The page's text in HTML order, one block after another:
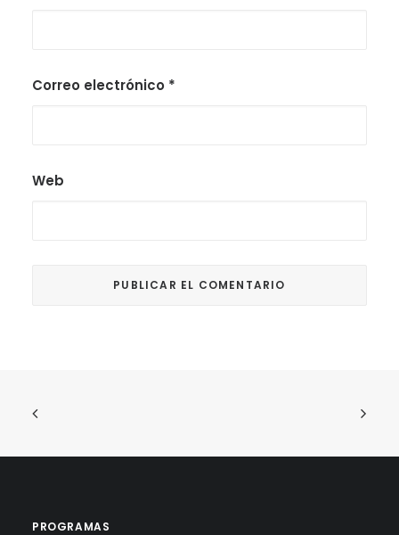
Correo electrónico *
Web
PROGRAMAS